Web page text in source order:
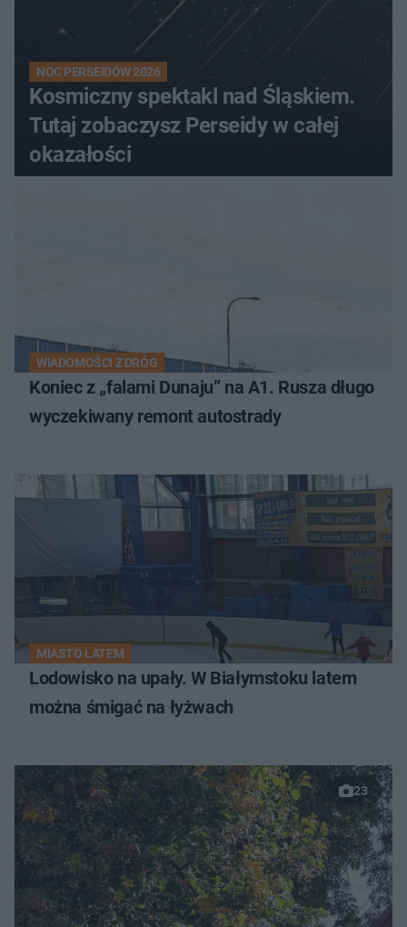
NOC PERSEIDÓW 2026
Kosmiczny spektakl nad Śląskiem.
Tutaj zobaczysz Perseidy w całej
okazałości
WIADOMOŚCI Z DRÓG
Koniec z „falami Dunaju” na A1. Rusza długo
wyczekiwany remont autostrady
MIASTO LATEM
Lodowisko na upały. W Białymstoku latem
można śmigać na łyżwach
23